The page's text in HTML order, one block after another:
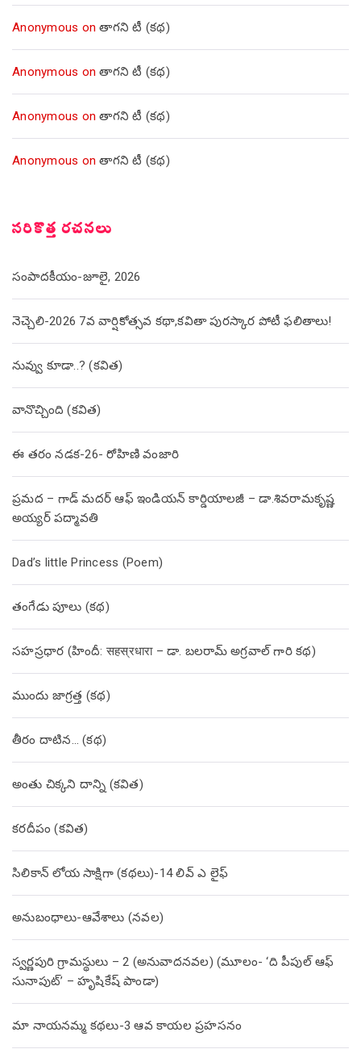
Anonymous onతాగని టీ (కథ)
Anonymous onతాగని టీ (కథ)
Anonymous onతాగని టీ (కథ)
Anonymous onతాగని టీ (కథ)
సరికొత్త రచనలు
సంపాదకీయం-జూలై, 2026
నెచ్చెలి-2026 7వ వార్షికోత్సవ కథా,కవితా పురస్కార పోటీ ఫలితాలు!
నువ్వు కూడా..? (కవిత)
వానొచ్చింది (కవిత)
ఈ తరం నడక-26- రోహిణి వంజారి
ప్రమద – గాడ్ మదర్ ఆఫ్ ఇండియన్ కార్డియాలజీ – డా.శివరామకృష్ణ
అయ్యర్ పద్మావతి
Dad’s little Princess (Poem)
తంగేడు పూలు (క‌థ‌)
సహస్రధార (హిందీ: सहस्रधारा – డా. బలరామ్ అగ్రవాల్ గారి కథ)
ముందు జాగ్రత్త (క‌థ‌)
తీరం దాటిన… (క‌థ‌)
అంతు చిక్కని దాన్ని (కవిత)
కరదీపం (కవిత)
సిలికాన్ లోయ సాక్షిగా (కథలు)-14 లివ్ ఎ లైఫ్
అనుబంధాలు-ఆవేశాలు (నవల)
స్వర్ణపురి గ్రామస్థులు – 2 (అనువాదనవల) (మూలం- ‘ది పీపుల్ ఆఫ్
సునాపుట్’ – హృషికేష్ పాండా)
మా నాయనమ్మ కథలు-3 ఆవ కాయల ప్రహసనం